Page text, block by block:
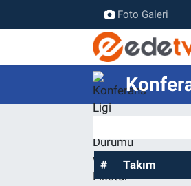
Foto Galeri
# Takım